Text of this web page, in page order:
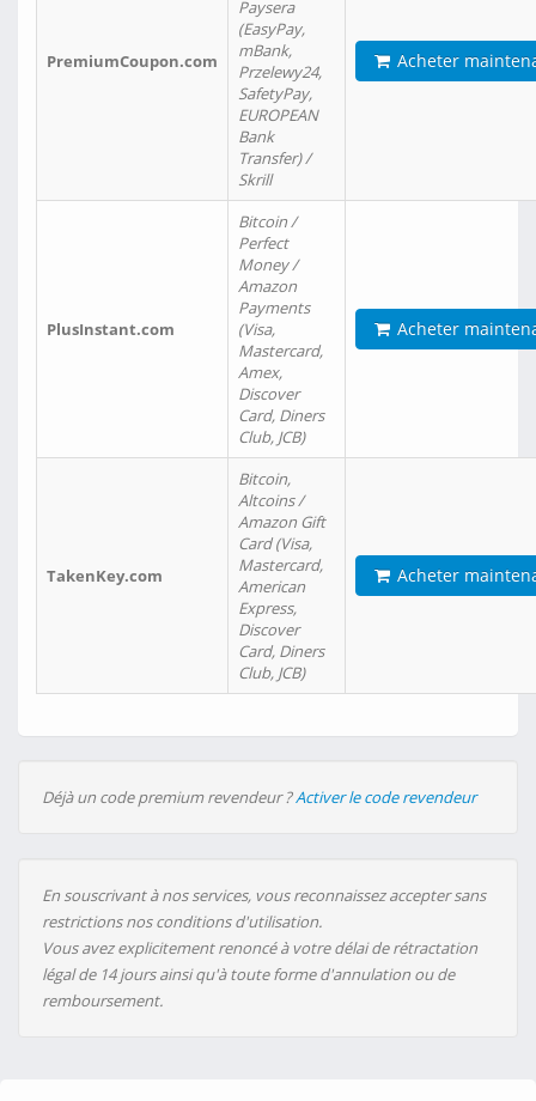
PremiumCoupon.com
Paysera
(EasyPay,
mBank,
Przelewy24,
SafetyPay,
EUROPEAN
Bank
Transfer) /
Skrill
Acheter
PlusInstant.com
Bitcoin /
Perfect
Money /
Amazon
Payments
(Visa,
Mastercard,
Amex,
Discover
Card, Diners
Club, JCB)
Acheter
TakenKey.com
Bitcoin,
Altcoins /
Amazon Gift
Card (Visa,
Mastercard,
American
Express,
Discover
Card, Diners
Club, JCB)
Acheter
Déjà un code premium revendeur ?Activer le code revendeur
En souscrivant à nos services, vous reconnaissez accepter sans
restrictions nos conditions d'utilisation.
Vous avez explicitement renoncé à votre délai de rétractation
légal de 14 jours ainsi qu'à toute forme d'annulation ou de
remboursement.